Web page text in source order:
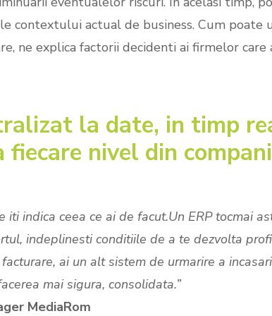
contextului actual de business. Cum poate
ne explica factorii decidenti ai firmelor care
la date, in timp
nivel din
iti indica ceea ce ai de facut.Un ERP tocmai
indeplinesti conditiile de a te dezvolta
ai un alt sistem de urmarire a
mai sigura, consolidata.”
MediaRom